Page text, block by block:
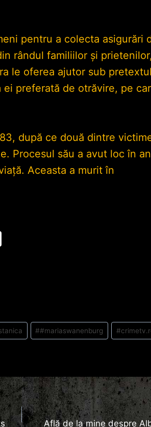
pentru a colecta asigurări
rândul familiilor și
le oferea ajutor sub pretextul
preferată de otrăvire, pe
după ce două dintre
Procesul său a avut loc în
Aceasta a murit în
##mariaswanenburg #
Află de la mine despre